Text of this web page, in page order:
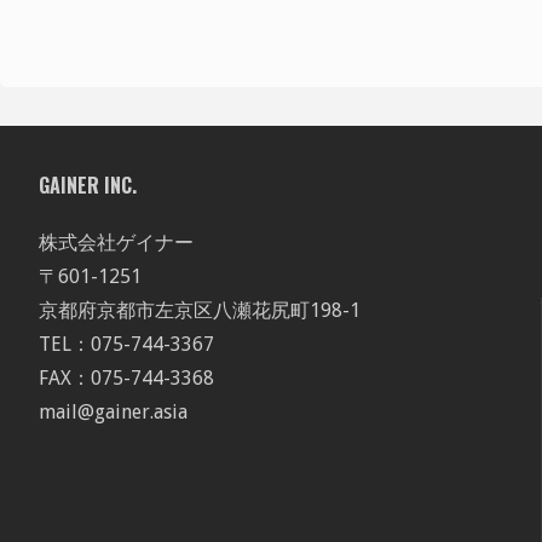
GAINER INC.
株式会社ゲイナー
〒601-1251
京都府京都市左京区八瀬花尻町198-1
TEL：075-744-3367
FAX：075-744-3368
mail@gainer.asia